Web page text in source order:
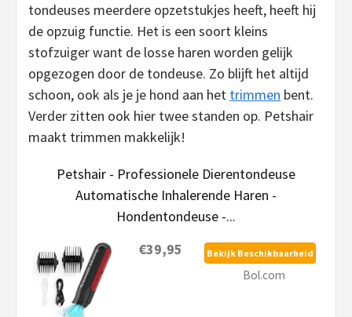
tondeuses meerdere opzetstukjes heeft, heeft hij
de opzuig functie. Het is een soort kleins
stofzuiger want de losse haren worden gelijk
opgezogen door de tondeuse. Zo blijft het altijd
schoon, ook als je je hond aan het trimmen bent.
Verder zitten ook hier twee standen op. Petshair
maakt trimmen makkelijk!
Petshair - Professionele Dierentondeuse
Automatische Inhalerende Haren -
Hondentondeuse -...
€39,95
Bekijk Beschikbaarheid
Bol.com